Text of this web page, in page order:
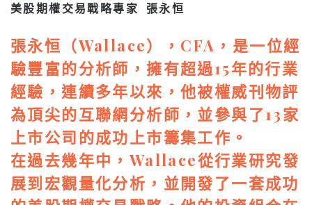
美股期權交易戰略專家 張永恒
張永恒（Wallace），CFA，是一位經
驗豐富的分析師，擁有超過15年的行業
經驗，連續多年以來，他被權威刊物評
為頂尖的互聯網分析師，並參與了13家
上市公司的成功上市籌集工作。
在過去幾年中，Wallace從行業研究發
展到宏觀量化分析，並開發了一套成功